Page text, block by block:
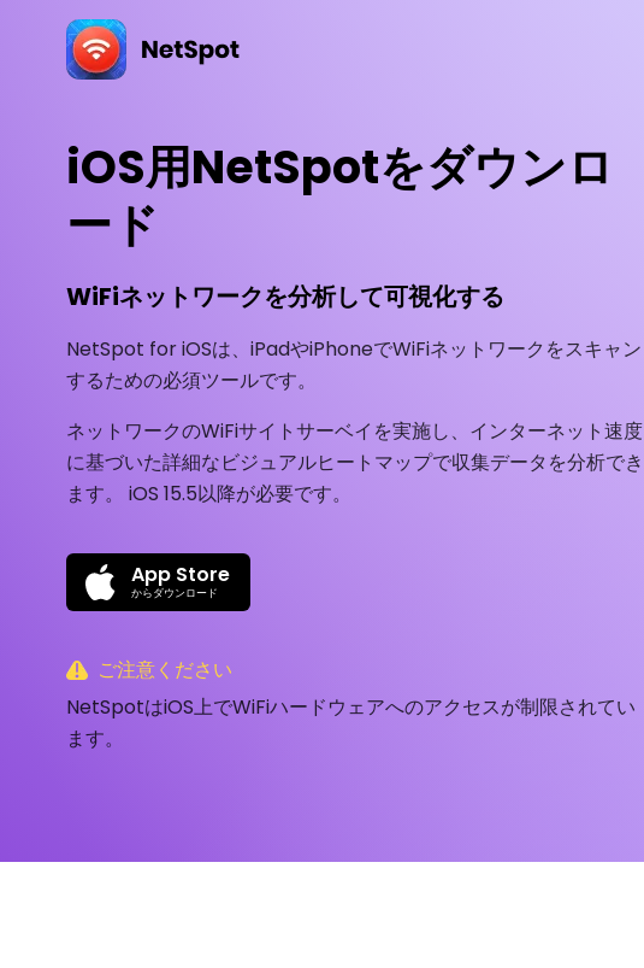
iOS用NetSpotをダウンロ
ード
WiFiネットワークを分析して可視化する
NetSpot for iOSは、iPadやiPhoneでWiFiネットワークをスキャン
するための必須ツールです。
ネットワークのWiFiサイトサーベイを実施し、インターネット速度
に基づいた詳細なビジュアルヒートマップで収集データを分析でき
ます。 iOS 15.5以降が必要です。
App Store
からダウンロード
ご注意ください
NetSpotはiOS上でWiFiハードウェアへのアクセスが制限されてい
ます。